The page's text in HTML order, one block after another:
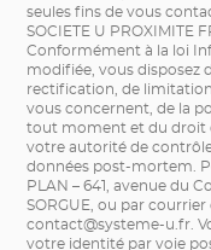
seules fins de vous
SOCIETE U PROXIMITE
Conformément à la loi
modifiée, vous disposez
rectification, de
vous concernent, de la
tout moment et du droit
votre autorité de
données post-mortem.
PLAN – 641, avenue du
SORGUE, ou par
contact@systeme-u.fr .
votre identité par voie